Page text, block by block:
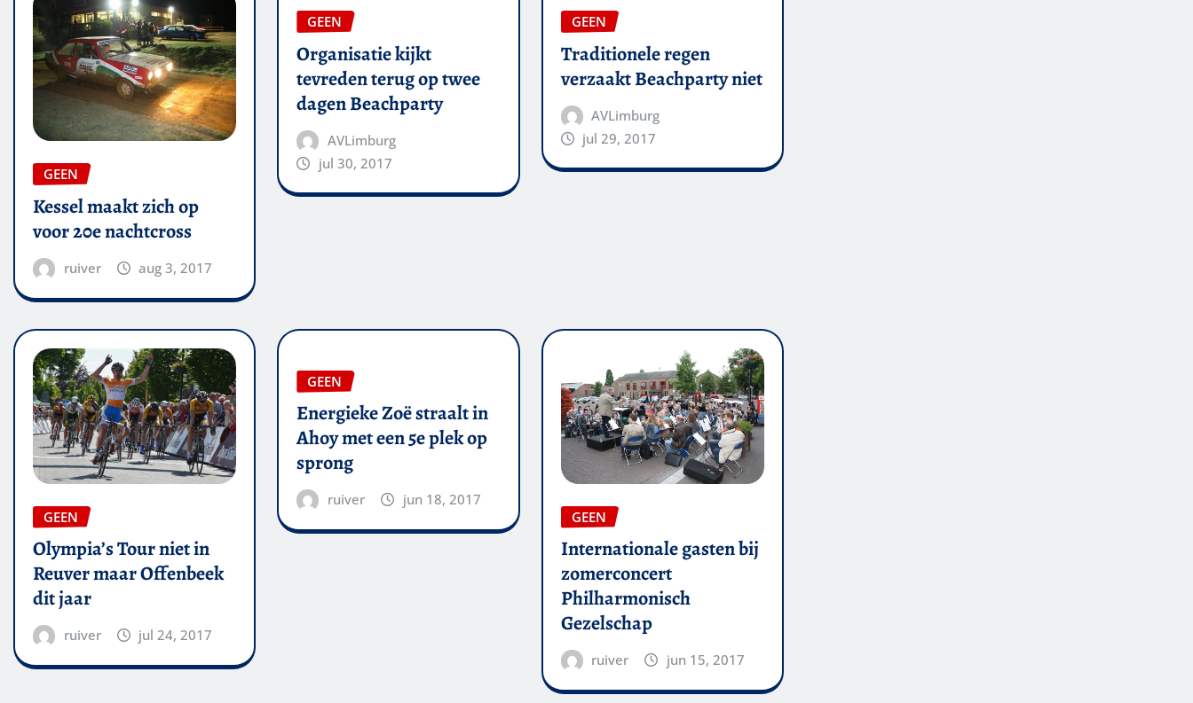
GEEN
Kessel maakt zich op
voor 20e nachtcross
ruiver aug 3, 2017
GEEN
Organisatie kijkt
tevreden terug op twee
dagen Beachparty
AVLimburg
jul 30, 2017
GEEN
Traditionele regen
verzaakt Beachparty niet
AVLimburg
jul 29, 2017
GEEN
Olympia’s Tour niet in
Reuver maar Offenbeek
dit jaar
ruiver jul 24, 2017
GEEN
Energieke Zoë straalt in
Ahoy met een 5e plek op
sprong
ruiver
jun 18, 2017
GEEN
Internationale gasten bij
zomerconcert
Philharmonisch
Gezelschap
ruiver jun 15, 2017